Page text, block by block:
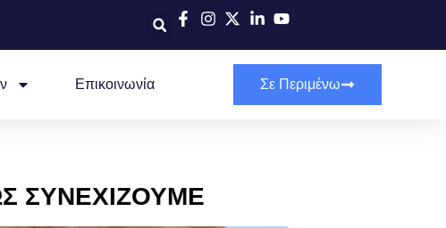
Επικοινωνία Σε Περιμένω
ΣΥΝΕΧΙΖΟΥΜΕ